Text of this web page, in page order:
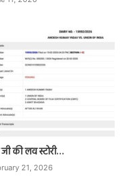
की लव स्टोरी…
21, 2026